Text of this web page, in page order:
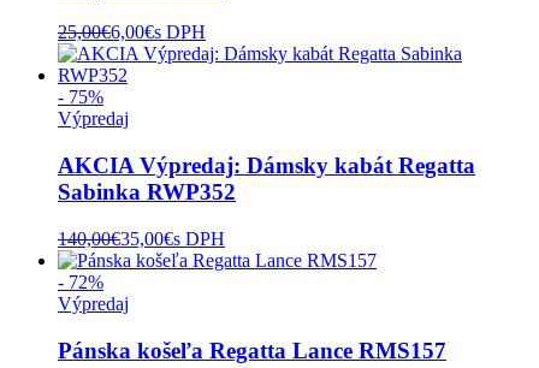
25,00€6,00€s DPH
- 75%
Výpredaj
AKCIA Výpredaj: Dámsky kabát Regatta
Sabinka RWP352
140,00€35,00€s DPH
- 72%
Výpredaj
Pánska košeľa Regatta Lance RMS157